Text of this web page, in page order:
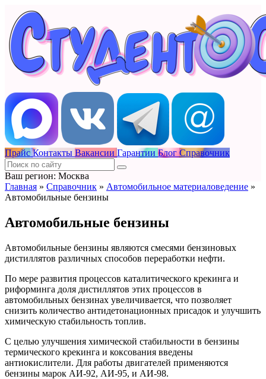
Прайс Контакты Вакансии Гарантии Блог Справочник
Ваш регион: Москва
Главная » Справочник » Автомобильное материаловедение »
Автомобильные бензины
Автомобильные бензины
Автомобильные бензины являются смесями бензиновых
дистиллятов различных способов переработки нефти.
По мере развития процессов каталитического крекинга и
риформинга доля дистиллятов этих процессов в
автомобильных бензинах увеличивается, что позволяет
снизить количество антидетонационных присадок и улучшить
химическую стабильность топлив.
С целью улучшения химической стабильности в бензины
термического крекинга и коксования введены
антиокислители. Для работы двигателей применяются
бензины марок АИ-92, АИ-95, и АИ-98.